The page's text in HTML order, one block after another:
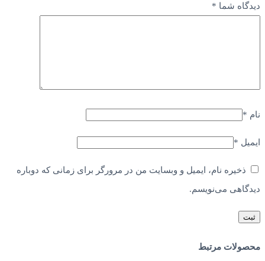
دیدگاه شما *
نام *
ایمیل *
ذخیره نام، ایمیل و وبسایت من در مرورگر برای زمانی که دوباره
دیدگاهی می‌نویسم.
محصولات مرتبط